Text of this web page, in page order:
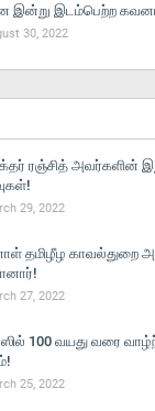
இன்று இடம்பெற்ற
30, 2022
ரஞ்சித் அவர்களின்
29, 2022
தமிழீழ காவல்துறை
27, 2022
100 வயது வரை
25, 2022